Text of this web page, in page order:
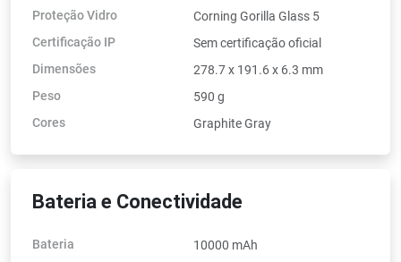
Proteção Vidro
Corning Gorilla Glass 5
Certificação IP
Sem certificação oficial
Dimensões
278.7 x 191.6 x 6.3 mm
Peso
590 g
Cores
Graphite Gray
Bateria e Conectividade
Bateria
10000 mAh